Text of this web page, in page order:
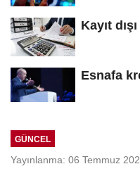
Kayıt
Esnafa
GÜNCEL
Yayınlanma: 06 Temmuz